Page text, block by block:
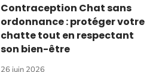
Contraception Chat sans
ordonnance : protéger votre
chatte tout en respectant
son bien-être
26 juin 2026